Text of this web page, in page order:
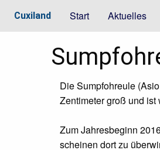
Cuxiland Start Aktuelles
Die Sumpfohreule
Zentimeter groß und ist
Zum Jahresbeginn
scheinen dort zu